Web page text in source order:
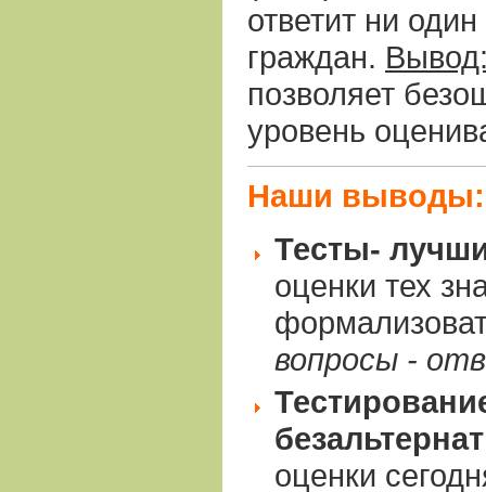
ответит ни
граждан.
позволяет
уровень
Наши выводы:
Тесты-
оценки тех
вопросы -
оценки